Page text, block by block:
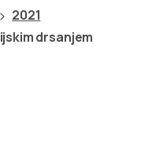
2021
drsanjem